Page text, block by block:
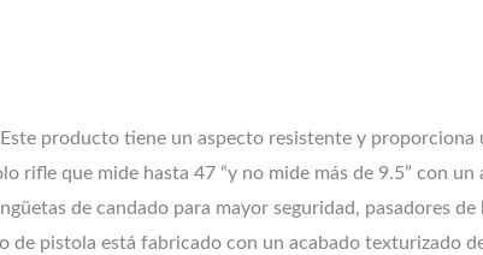
producto tiene un aspecto resistente y
rifle que mide hasta 47 “y no mide más de 9.5” con
de candado para mayor seguridad, pasadores
pistola está fabricado con un acabado texturizado